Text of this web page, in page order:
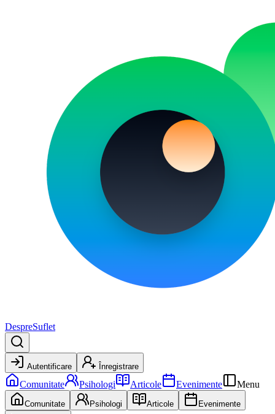
DespreSuflet
Autentificare Înregistrare
Comunitate Psihologi Articole Evenimente Menu
Comunitate Psihologi Articole Evenimente